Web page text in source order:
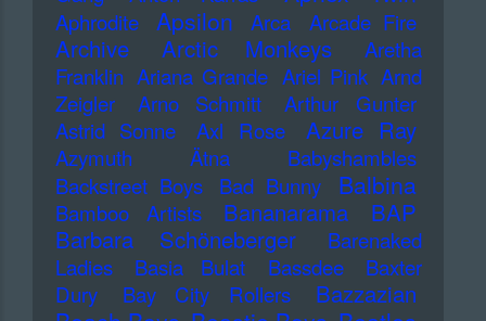
Aphrodite Apsilon Arca Arcade Fire
Archive Arctic Monkeys
Aretha
Franklin Ariana Grande Ariel Pink Arnd
Zeigler
Arno Schmitt
Arthur Gunter
Astrid Sonne
Axl Rose Azure Ray
Azymuth Ätna
Babyshambles
Backstreet Boys
Bad Bunny Balbina
Bamboo Artists Bananarama
BAP
Barbara Schöneberger
Barenaked
Ladies
Basia Bulat Bassdee
Baxter
Dury
Bay City Rollers Bazzazian